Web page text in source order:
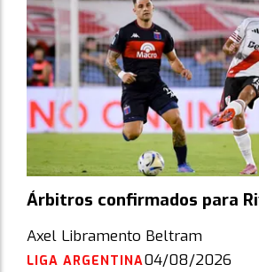
Árbitros confirmados para
Axel Libramento Beltram
LIGA ARGENTINA04/08/2026